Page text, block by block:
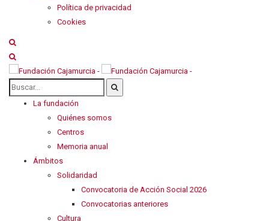
Política de privacidad
Cookies
La fundación
Quiénes somos
Centros
Memoria anual
Ámbitos
Solidaridad
Convocatoria de Acción Social 2026
Convocatorias anteriores
Cultura